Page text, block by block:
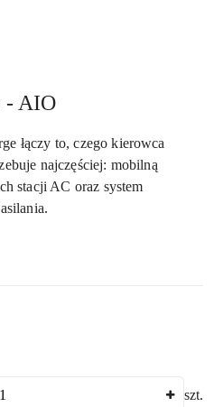
- AIO
łączy to, czego kierowca
najczęściej: mobilną
stacji AC oraz system
szt.